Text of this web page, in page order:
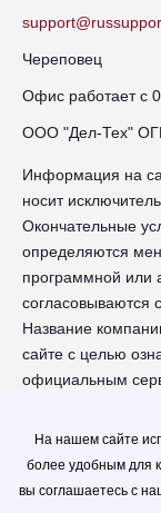
Череповец
Офис работает с
ООО "Дел-Тех"
Информация на
носит
Окончательные
определяются
программной или
согласовываются
Название
сайте с целью
официальным
chr-
Череповце - сайт
ремонту техники
На нашем сайте
более удобным для
вы соглашаетесь с